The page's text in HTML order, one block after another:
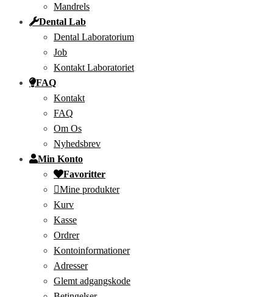
Mandrels
Dental Lab
Dental Laboratorium
Job
Kontakt Laboratoriet
FAQ
Kontakt
FAQ
Om Os
Nyhedsbrev
Min Konto
Favoritter
Mine produkter
Kurv
Kasse
Ordrer
Kontoinformationer
Adresser
Glemt adgangskode